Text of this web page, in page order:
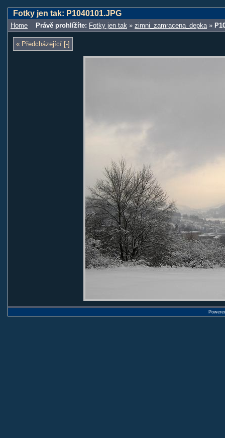
Fotky jen tak: P1040101.JPG
Home Právě prohlížíte: Fotky jen tak » zimni_zamracena_depka»
« Předcházející [-]